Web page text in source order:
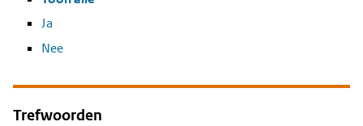
Ja
Nee
Trefwoorden